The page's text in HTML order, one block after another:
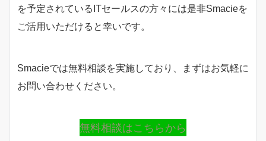
を予定されているITセールスの方々には是非Smacieを
ご活用いただけると幸いです。
Smacieでは無料相談を実施しており、まずはお気軽に
お問い合わせください。
無料相談はこちらから